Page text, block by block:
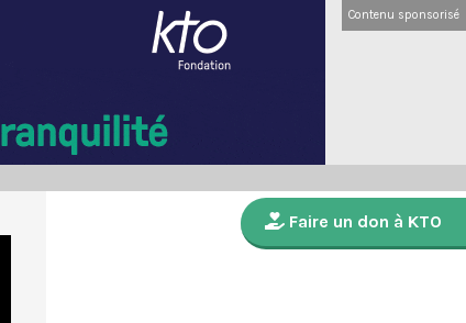
Contenu sponsorisé
Faire un don à KTO